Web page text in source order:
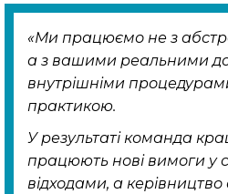
«Ми працюємо не з
а з вашими реальними
внутрішніми
практикою.
У результаті команда
працюють нові вимоги у
відходами, а керівництво